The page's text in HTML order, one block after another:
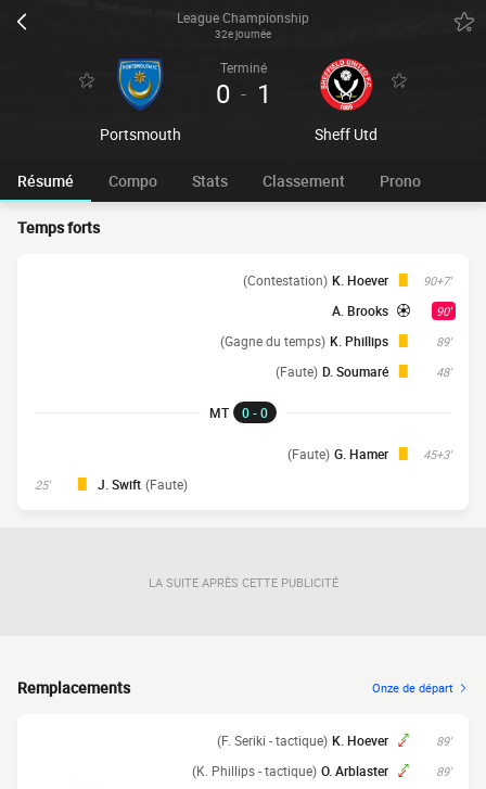
League Championship
32e journée
Portsmouth
Terminé
0 - 1
Sheff Utd
Résumé Compo Stats Classement Prono
Temps forts
90+7'
K. Hoever
(Contestation)
90'
A. Brooks
89'
K. Phillips
(Gagne du temps)
48'
D. Soumaré
(Faute)
MT 0 - 0
45+3'
G. Hamer
(Faute)
25' J. Swift (Faute)
LA SUITE APRÈS CETTE PUBLICITÉ
Remplacements Onze de départ
89'
K. Hoever
(F. Seriki - tactique)
89'
O. Arblaster
(K. Phillips - tactique)